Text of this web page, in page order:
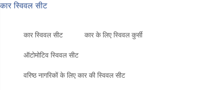
कार स्विवल सीट
कार स्विवल सीट कार के लिए स्विवल कुर्सी
ऑटोमोटिव स्विवल सीट
वरिष्ठ नागरिकों के लिए कार की स्विवल सीट